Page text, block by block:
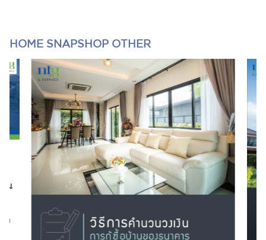
HOME SNAPSHOP OTHER
น
ก